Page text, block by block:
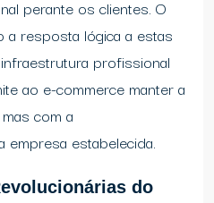
perante os clientes. O
resposta lógica a estas
profissional
ao e-commerce manter a
com a
empresa estabelecida.
do